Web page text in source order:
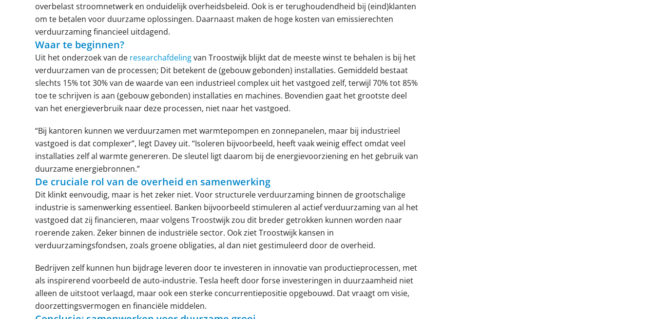
overbelast stroomnetwerk en onduidelijk overheidsbeleid. Ook is er terughoudendheid bij (eind)klanten
om te betalen voor duurzame oplossingen. Daarnaast maken de hoge kosten van emissierechten
verduurzaming financieel uitdagend.
Waar te beginnen?
Uit het onderzoek van de researchafdelingvan Troostwijk blijkt dat de meeste winst te behalen is bij het
verduurzamen van de processen; Dit betekent de (gebouw gebonden) installaties. Gemiddeld bestaat
slechts 15% tot 30% van de waarde van een industrieel complex uit het vastgoed zelf, terwijl 70% tot 85%
toe te schrijven is aan (gebouw gebonden) installaties en machines. Bovendien gaat het grootste deel
van het energieverbruik naar deze processen, niet naar het vastgoed.
“Bij kantoren kunnen we verduurzamen met warmtepompen en zonnepanelen, maar bij industrieel
vastgoed is dat complexer”, legt Davey uit. “Isoleren bijvoorbeeld, heeft vaak weinig effect omdat veel
installaties zelf al warmte genereren. De sleutel ligt daarom bij de energievoorziening en het gebruik van
duurzame energiebronnen.”
De cruciale rol van de overheid en samenwerking
Dit klinkt eenvoudig, maar is het zeker niet. Voor structurele verduurzaming binnen de grootschalige
industrie is samenwerking essentieel. Banken bijvoorbeeld stimuleren al actief verduurzaming van al het
vastgoed dat zij financieren, maar volgens Troostwijk zou dit breder getrokken kunnen worden naar
roerende zaken. Zeker binnen de industriële sector. Ook ziet Troostwijk kansen in
verduurzamingsfondsen, zoals groene obligaties, al dan niet gestimuleerd door de overheid.
Bedrijven zelf kunnen hun bijdrage leveren door te investeren in innovatie van productieprocessen, met
als inspirerend voorbeeld de auto-industrie. Tesla heeft door forse investeringen in duurzaamheid niet
alleen de uitstoot verlaagd, maar ook een sterke concurrentiepositie opgebouwd. Dat vraagt om visie,
doorzettingsvermogen en financiële middelen.